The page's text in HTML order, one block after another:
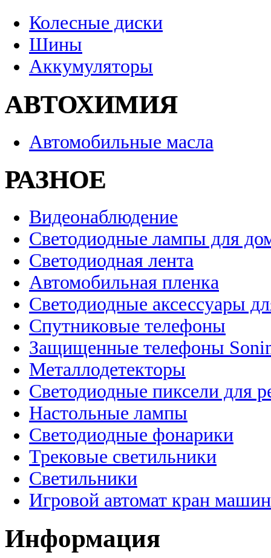
Колесные диски
Шины
Аккумуляторы
АВТОХИМИЯ
Автомобильные масла
РАЗНОЕ
Видеонаблюдение
Светодиодные лампы для
Светодиодная лента
Автомобильная пленка
Светодиодные аксессуары
Спутниковые телефоны
Защищенные телефоны
Металлодетекторы
Светодиодные пиксели для
Настольные лампы
Светодиодные фонарики
Трековые светильники
Светильники
Игровой автомат кран
Информация